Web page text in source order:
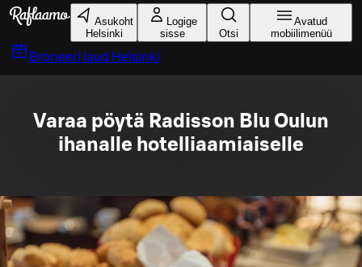
Liigu peamise sisu juurde
Asukoht
Helsinki
Logige
sisse
Otsi
Avatud
mobiilimenüü
Broneeri laud Helsinki
Varaa pöytä Radisson Blu Oulun
ihanalle hotelliaamiaiselle